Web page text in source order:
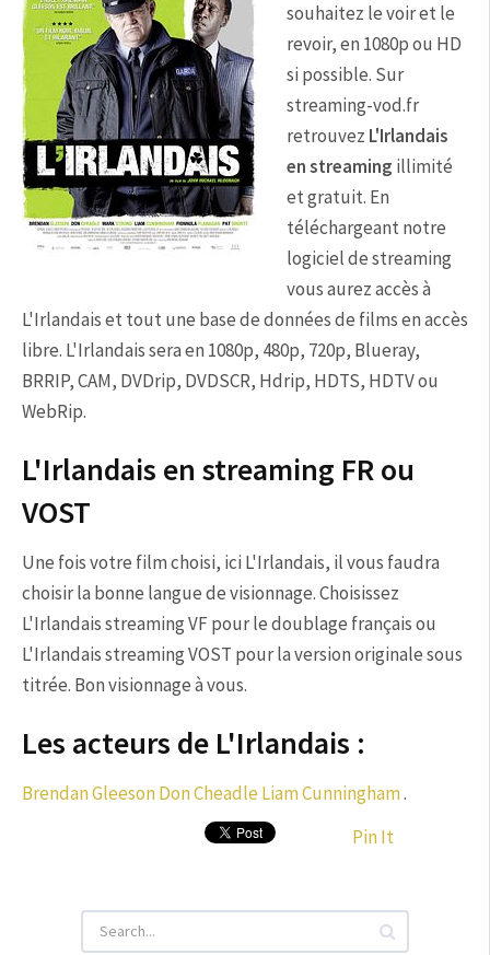
souhaitez le voir et le
revoir, en 1080p ou HD
si possible. Sur
streaming-vod.fr
retrouvez L'Irlandais
en streaming illimité
et gratuit. En
téléchargeant notre
logiciel de streaming
vous aurez accès à
L'Irlandais et tout une base de données de films en accès
libre. L'Irlandais sera en 1080p, 480p, 720p, Blueray,
BRRIP, CAM, DVDrip, DVDSCR, Hdrip, HDTS, HDTV ou
WebRip.
L'Irlandais en streaming FR ou
VOST
Une fois votre film choisi, ici L'Irlandais, il vous faudra
choisir la bonne langue de visionnage. Choisissez
L'Irlandais streaming VF pour le doublage français ou
L'Irlandais streaming VOST pour la version originale sous
titrée. Bon visionnage à vous.
Les acteurs de L'Irlandais :
Brendan GleesonDon Cheadle Liam Cunningham.
Pin It